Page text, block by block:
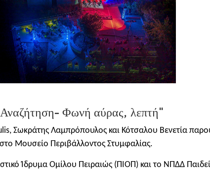
Φωνή αύρας, λεπτή"
Σωκράτης Λαμπρόπουλος και Κότσαλου Βενετία
Μουσείο Περιβάλλοντος Στυμφαλίας.
Ίδρυμα Ομίλου Πειραιώς (ΠΙΟΠ) και το ΝΠΔΔ